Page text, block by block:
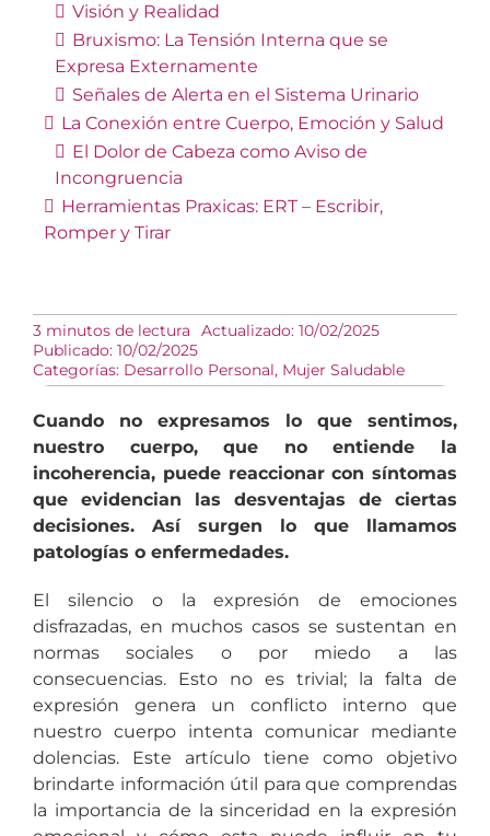
Visión y Realidad
Bruxismo: La Tensión Interna que se
Expresa Externamente
Señales de Alerta en el Sistema Urinario
La Conexión entre Cuerpo, Emoción y Salud
El Dolor de Cabeza como Aviso de
Incongruencia
Herramientas Praxicas: ERT – Escribir,
Romper y Tirar
3 minutos de lectura
Actualizado: 10/02/2025
Publicado: 10/02/2025
Categorías: Desarrollo Personal, Mujer Saludable
Cuando no expresamos lo que sentimos,
nuestro cuerpo, que no entiende la
incoherencia, puede reaccionar con síntomas
que evidencian las desventajas de ciertas
decisiones. Así surgen lo que llamamos
patologías o enfermedades.
El silencio o la expresión de emociones
disfrazadas, en muchos casos se sustentan en
normas sociales o por miedo a las
consecuencias. Esto no es trivial; la falta de
expresión genera un conflicto interno que
nuestro cuerpo intenta comunicar mediante
dolencias. Este artículo tiene como objetivo
brindarte información útil para que comprendas
la importancia de la sinceridad en la expresión